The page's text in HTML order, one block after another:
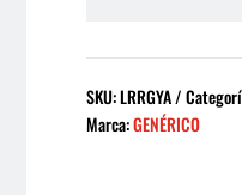
SKU:LRRGYA
Marca:GENÉRICO